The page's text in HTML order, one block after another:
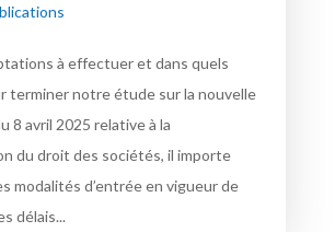
à effectuer et dans quels
terminer notre étude sur la nouvelle
8 avril 2025 relative à la
du droit des sociétés, il importe
modalités d’entrée en vigueur de
délais...